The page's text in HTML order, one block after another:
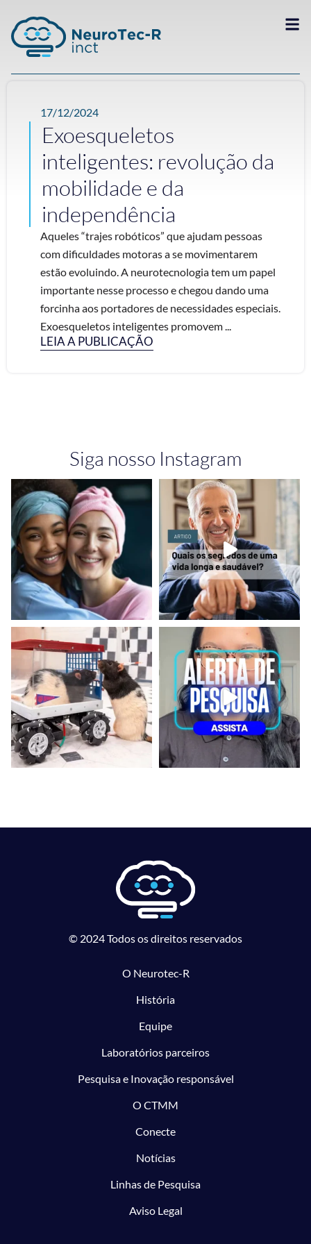
17/12/2024
Exoesqueletos
inteligentes: revolução da
mobilidade e da
independência
Aqueles “trajes robóticos” que ajudam pessoas
com dificuldades motoras a se movimentarem
estão evoluindo. A neurotecnologia tem um papel
importante nesse processo e chegou dando uma
forcinha aos portadores de necessidades especiais.
Exoesqueletos inteligentes promovem ...
LEIA A PUBLICAÇÃO
Siga nosso Instagram
© 2024 Todos os direitos reservados
O Neurotec-R
História
Equipe
Laboratórios parceiros
Pesquisa e Inovação responsável
O CTMM
Conecte
Notícias
Linhas de Pesquisa
Aviso Legal